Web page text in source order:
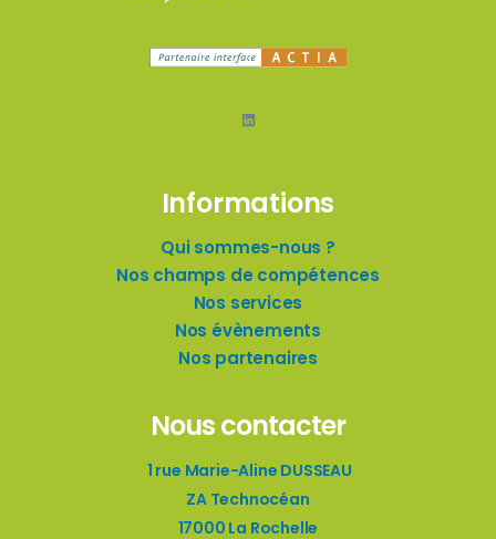
LinkedIn
Informations
Qui sommes-nous ?
Nos champs de compétences
Nos services
Nos évènements
Nos partenaires
Nous contacter
1 rue Marie-Aline DUSSEAU
ZA Technocéan
17000 La Rochelle